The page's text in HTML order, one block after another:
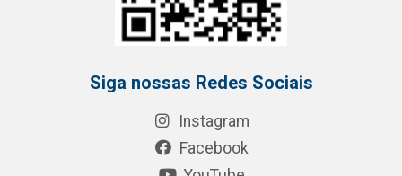
Siga nossas Redes Sociais
Instagram
Facebook